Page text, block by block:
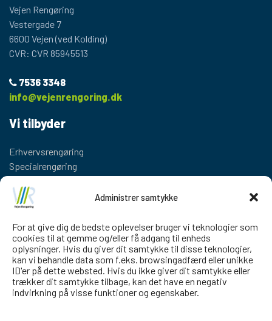
Administrer samtykke
For at give dig de bedste oplevelser bruger vi teknologier som
cookies til at gemme og/eller få adgang til enheds
oplysninger. Hvis du giver dit samtykke til disse teknologier,
kan vi behandle data som f.eks. browsingadfærd eller unikke
ID'er på dette websted. Hvis du ikke giver dit samtykke eller
trækker dit samtykke tilbage, kan det have en negativ
indvirkning på visse funktioner og egenskaber.
Vejen Rengøring
Vestergade 7
6600 Vejen (ved Kolding)
CVR: CVR 85945513
7536 3348
info@vejenrengoring.dk
Vi tilbyder
Erhvervsrengøring
Specialrengøring
Stenspecialisten.dk
Genveje
Profil
Kontakt
Vi bruger cookies til at sikre, at vi giver dig den bedste oplevelse på